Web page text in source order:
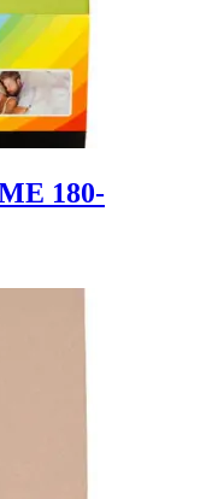
180-